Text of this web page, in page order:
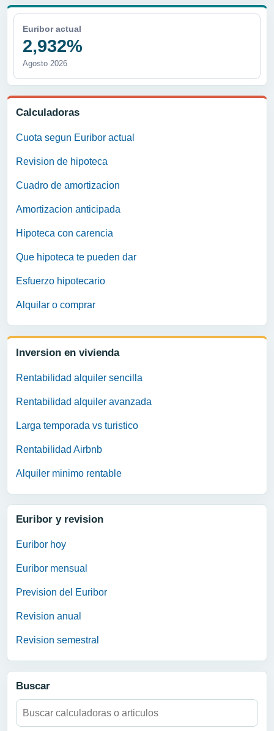
Euribor actual
2,932%
Agosto 2026
Calculadoras
Cuota segun Euribor actual
Revision de hipoteca
Cuadro de amortizacion
Amortizacion anticipada
Hipoteca con carencia
Que hipoteca te pueden dar
Esfuerzo hipotecario
Alquilar o comprar
Inversion en vivienda
Rentabilidad alquiler sencilla
Rentabilidad alquiler avanzada
Larga temporada vs turistico
Rentabilidad Airbnb
Alquiler minimo rentable
Euribor y revision
Euribor hoy
Euribor mensual
Prevision del Euribor
Revision anual
Revision semestral
Buscar
Buscar: